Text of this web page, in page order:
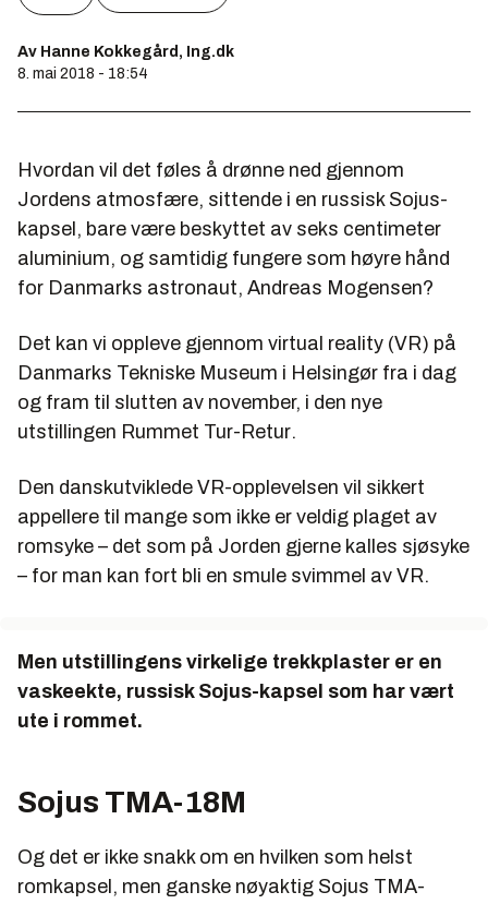
Av Hanne Kokkegård, Ing.dk
8. mai 2018 - 18:54
Hvordan vil det føles å drønne ned gjennom
Jordens atmosfære, sittende i en russisk Sojus-
kapsel, bare være beskyttet av seks centimeter
aluminium, og samtidig fungere som høyre hånd
for Danmarks astronaut, Andreas Mogensen?
Det kan vi oppleve gjennom virtual reality (VR) på
Danmarks Tekniske Museum i Helsingør fra i dag
og fram til slutten av november, i den nye
utstillingen Rummet Tur-Retur.
Den danskutviklede VR-opplevelsen vil sikkert
appellere til mange som ikke er veldig plaget av
romsyke – det som på Jorden gjerne kalles sjøsyke
– for man kan fort bli en smule svimmel av VR.
Men utstillingens virkelige trekkplaster er en
vaskeekte, russisk Sojus-kapsel som har vært
ute i rommet.
Sojus TMA-18M
Og det er ikke snakk om en hvilken som helst
romkapsel, men ganske nøyaktig Sojus TMA-